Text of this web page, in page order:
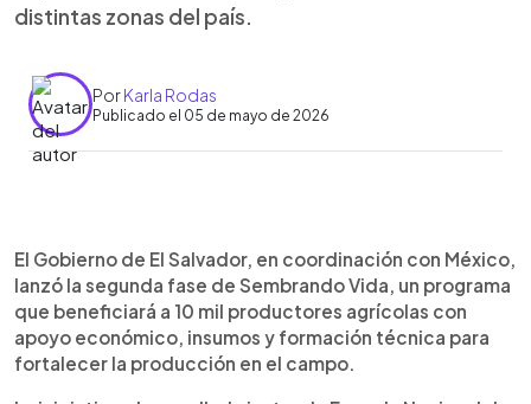
distintas zonas del país.
PorKarla Rodas
Publicado el 05 de mayo de 2026
► Escuchar artículo
El Gobierno de El Salvador y México lanzaron la
segunda fase de Sembrando Vida, que
beneficiará a 10 mil agricultores con apoyo
económico, insumos y capacitación técnica. Cada
participante recibirá $114 mensuales durante ocho
meses, además de semillas, herramientas y
El Gobierno de El Salvador, en coordinación con México,
lanzó la segunda fase de Sembrando Vida, un programa
que beneficiará a 10 mil productores agrícolas con
apoyo económico, insumos y formación técnica para
fortalecer la producción en el campo.